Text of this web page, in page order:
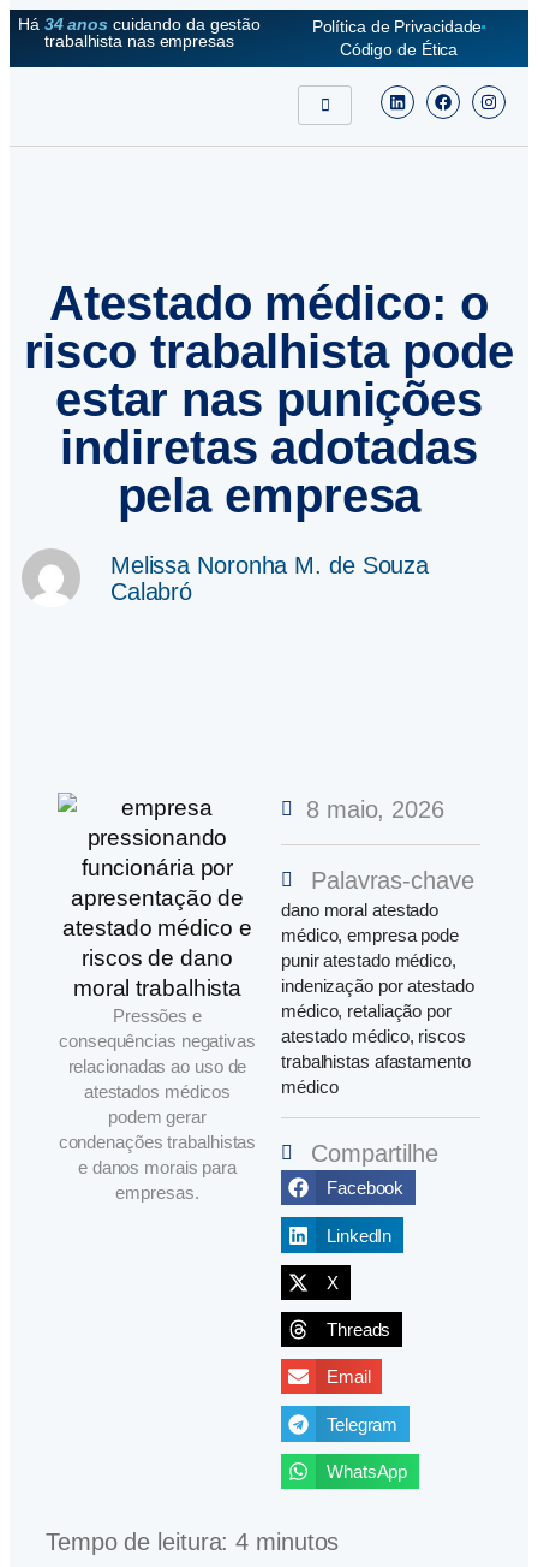
Há 34 anoscuidando da gestão
trabalhista nas empresas
Política de Privacidade
Código de Ética
Atestado médico: o
risco trabalhista pode
estar nas punições
indiretas adotadas
pela empresa
Melissa Noronha M. de Souza
Calabró
Pressões e
consequências negativas
relacionadas ao uso de
atestados médicos
podem gerar
condenações trabalhistas
e danos morais para
empresas.
8 maio, 2026
Palavras-chave
dano moral atestado
médico,empresa pode
punir atestado médico,
indenização por atestado
médico, retaliação por
atestado médico, riscos
trabalhistas afastamento
médico
Compartilhe
Facebook
LinkedIn
X
Threads
Email
Telegram
WhatsApp
Tempo de leitura:4 minutos